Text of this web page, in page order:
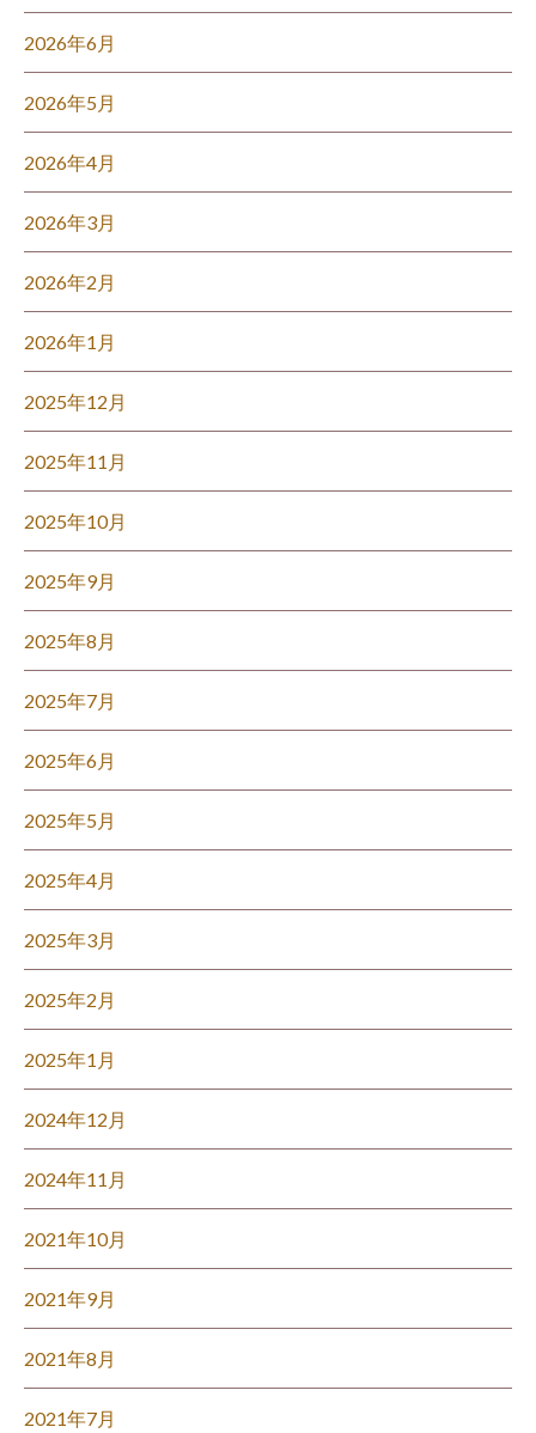
2026年6月
2026年5月
2026年4月
2026年3月
2026年2月
2026年1月
2025年12月
2025年11月
2025年10月
2025年9月
2025年8月
2025年7月
2025年6月
2025年5月
2025年4月
2025年3月
2025年2月
2025年1月
2024年12月
2024年11月
2021年10月
2021年9月
2021年8月
2021年7月